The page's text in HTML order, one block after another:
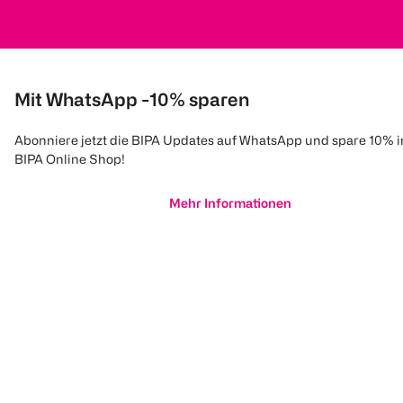
Mit WhatsApp -10% sparen
Abonniere jetzt die BIPA Updates auf WhatsApp und spare 10%
BIPA Online Shop!
Mehr Informationen